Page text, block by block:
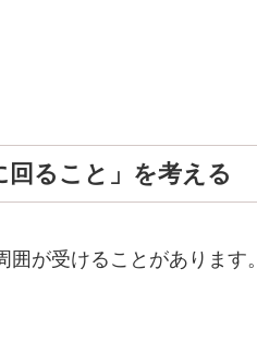
ること」を考える
が受けることがあります。